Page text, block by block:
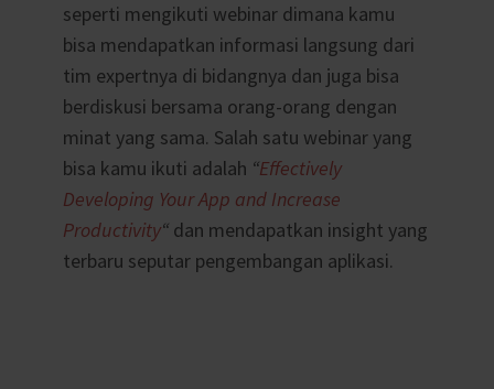
seperti mengikuti webinar dimana kamu
bisa mendapatkan informasi langsung dari
tim expertnya di bidangnya dan juga bisa
berdiskusi bersama orang-orang dengan
minat yang sama. Salah satu webinar yang
bisa kamu ikuti adalah “Effectively
Developing Your App and Increase
Productivity“ dan mendapatkan insight yang
terbaru seputar pengembangan aplikasi.